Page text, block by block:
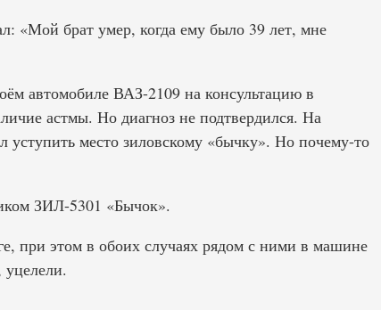
«Мой брат умер, когда ему было 39 лет, мне
автомобиле ВАЗ-2109 на консультацию в
астмы. Но диагноз не подтвердился. На
место зиловскому «бычку». Но почему-то
ЗИЛ-5301 «Бычок».
при этом в обоих случаях рядом с ними в машине